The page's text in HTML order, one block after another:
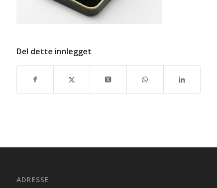
Del dette innlegget
ADRESSE